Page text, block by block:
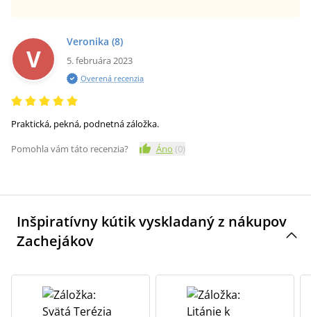
V
Veronika (8)
5. februára 2023
Overená recenzia
Praktická, pekná, podnetná záložka.
Pomohla vám táto recenzia?
Áno (0)
Inšpiratívny kútik vyskladaný z nákupov
Zachejákov